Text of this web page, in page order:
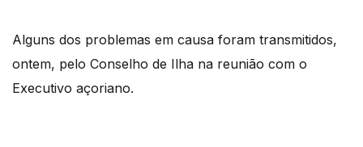
Alguns dos problemas em causa foram transmitidos,
ontem, pelo Conselho de Ilha na reunião com o
Executivo açoriano.